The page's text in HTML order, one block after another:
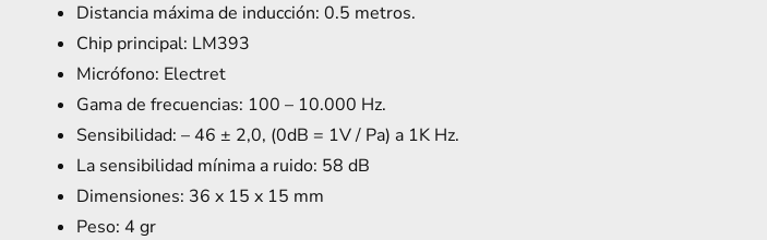
Distancia máxima de inducción: 0.5 metros.
Chip principal: LM393
Micrófono: Electret
Gama de frecuencias: 100 – 10.000 Hz.
Sensibilidad: – 46 ± 2,0, (0dB = 1V / Pa) a 1K Hz.
La sensibilidad mínima a ruido: 58 dB
Dimensiones: 36 x 15 x 15 mm
Peso: 4 gr